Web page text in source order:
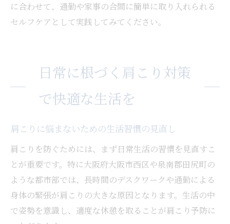
に合わせて、通勤や家事の合間に簡単に取り入れられる
セルフケアとして実践してみてください。
日常に根づく肩こり対策
で快適な生活を
肩こりに悩まないための生活習慣の見直し
肩こりを防ぐためには、まず日常生活の習慣を見直すこ
とが重要です。特に大阪府大阪市西区や泉南郡田尻町の
ような都市部では、長時間のデスクワークや通勤による
身体の緊張が肩こりの大きな原因となります。生活の中
で姿勢を意識し、適度な休憩を取ることが肩こり予防に